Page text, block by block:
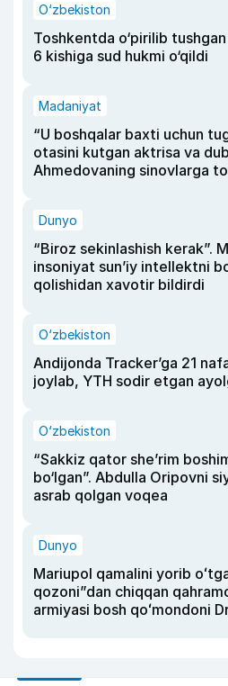
O‘zbekiston
Toshkentda o‘pirilib tushgan
6 kishiga sud hukmi o‘qildi
Madaniyat
“U boshqalar baxti uchun
otasini kutgan aktrisa va
Ahmedovaning sinovlarga
Dunyo
“Biroz sekinlashish kerak”.
insoniyat sun’iy intellektni
qolishidan xavotir bildirdi
O‘zbekiston
Andijonda Tracker’ga 21
joylab, YTH sodir etgan
O‘zbekiston
“Sakkiz qator she’rim
bo‘lgan”. Abdulla Oripovni
asrab qolgan voqea
Dunyo
Mariupol qamalini yorib
qozoni”dan chiqqan
armiyasi bosh qoʻmondoni